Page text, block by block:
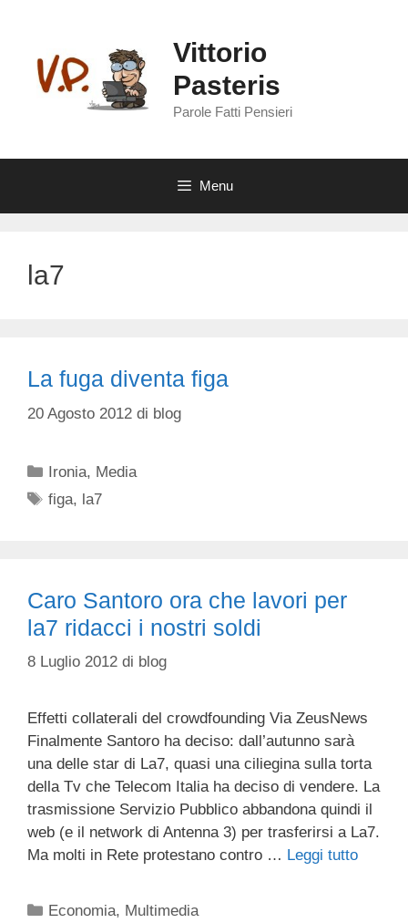
contenuto
Vittorio
Pasteris
Parole Fatti Pensieri
Menu
la7
La fuga diventa figa
20 Agosto 2012 di blog
Categorie
Ironia, Media
Tag
figa, la7
Caro Santoro ora che lavori per
la7 ridacci i nostri soldi
8 Luglio 2012 di blog
Effetti collaterali del crowdfounding Via ZeusNews
Finalmente Santoro ha deciso: dall’autunno sarà
una delle star di La7, quasi una ciliegina sulla torta
della Tv che Telecom Italia ha deciso di vendere. La
trasmissione Servizio Pubblico abbandona quindi il
web (e il network di Antenna 3) per trasferirsi a La7.
Ma molti in Rete protestano contro … Leggi tutto
Categorie
Economia, Multimedia